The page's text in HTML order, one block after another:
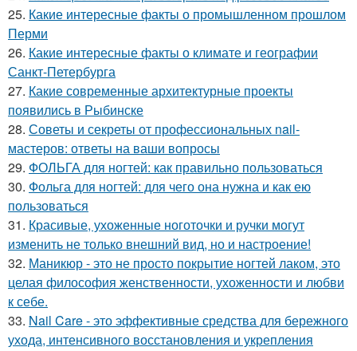
25. Какие интересные факты о промышленном прошлом
Перми
26. Какие интересные факты о климате и географии
Санкт-Петербурга
27. Какие современные архитектурные проекты
появились в Рыбинске
28. Советы и секреты от профессиональных nail-
мастеров: ответы на ваши вопросы
29. ФОЛЬГА для ногтей: как правильно пользоваться
30. Фольга для ногтей: для чего она нужна и как ею
пользоваться
31. Красивые, ухоженные ноготочки и ручки могут
изменить не только внешний вид, но и настроение!
32. Маникюр - это не просто покрытие ногтей лаком, это
целая философия женственности, ухоженности и любви
к себе.
33. Nail Care - это эффективные средства для бережного
ухода, интенсивного восстановления и укрепления